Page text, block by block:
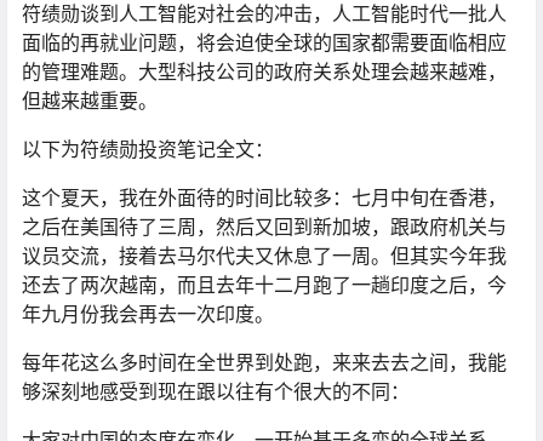
符绩勋谈到人工智能对社会的冲击，人工智能时代一批人
面临的再就业问题，将会迫使全球的国家都需要面临相应
的管理难题。大型科技公司的政府关系处理会越来越难，
但越来越重要。
以下为符绩勋投资笔记全文：
这个夏天，我在外面待的时间比较多：七月中旬在香港，
之后在美国待了三周，然后又回到新加坡，跟政府机关与
议员交流，接着去马尔代夫又休息了一周。但其实今年我
还去了两次越南，而且去年十二月跑了一趟印度之后，今
年九月份我会再去一次印度。
每年花这么多时间在全世界到处跑，来来去去之间，我能
够深刻地感受到现在跟以往有个很大的不同：